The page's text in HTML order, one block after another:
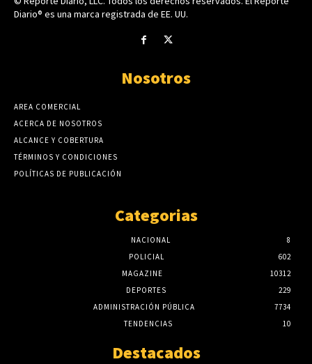
Diario® es una marca registrada de EE. UU.
Nosotros
AREA COMERCIAL
ACERCA DE NOSOTROS
ALCANCE Y COBERTURA
TÉRMINOS Y CONDICIONES
POLÍTICAS DE PUBLICACIÓN
Categorias
NACIONAL
8
POLICIAL
602
MAGAZINE
10312
DEPORTES
229
ADMINISTRACIÓN PÚBLICA
7734
TENDENCIAS
10
Destacados